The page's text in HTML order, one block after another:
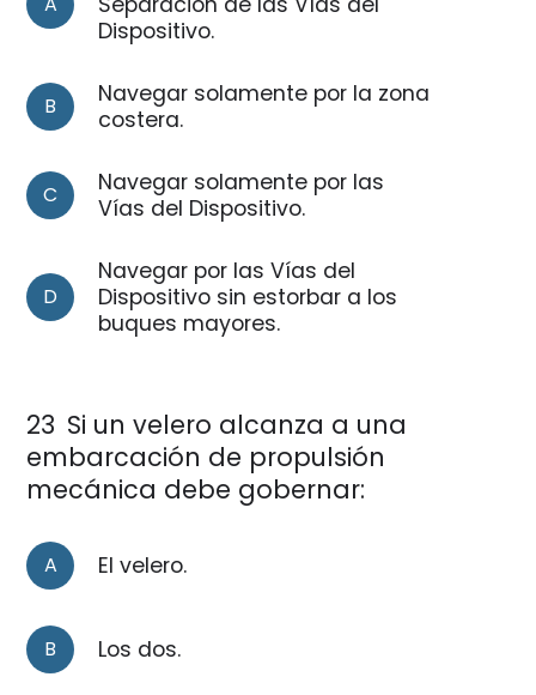
Dispositivo.
B
Navegar solamente por la zona
costera.
C
Navegar solamente por las
Vías del Dispositivo.
D
Navegar por las Vías del
Dispositivo sin estorbar a los
buques mayores.
23 Si un velero alcanza a una
embarcación de propulsión
mecánica debe gobernar:
A El velero.
B Los dos.